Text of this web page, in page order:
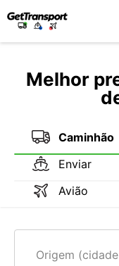
Melhor
Caminhão
Enviar
Avião
Origem